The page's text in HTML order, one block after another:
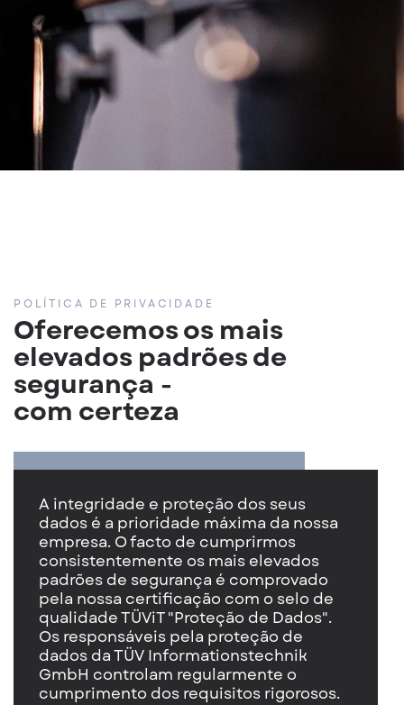
POLÍTICA DE PRIVACIDADE
Oferecemos os mais
elevados padrões de
segurança -
com certeza
A integridade e proteção dos seus
dados é a prioridade máxima da nossa
empresa. O facto de cumprirmos
consistentemente os mais elevados
padrões de segurança é comprovado
pela nossa certificação com o selo de
qualidade TÜViT "Proteção de Dados".
Os responsáveis pela proteção de
dados da TÜV Informationstechnik
GmbH controlam regularmente o
cumprimento dos requisitos rigorosos.